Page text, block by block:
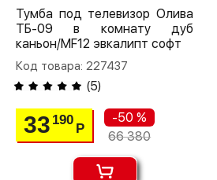
Тумба под телевизор Олива
ТБ-09 в комнату дуб
каньон/MF12 эвкалипт софт
Код товара: 227437
(5)
33 190
Р
-50 %
66 380